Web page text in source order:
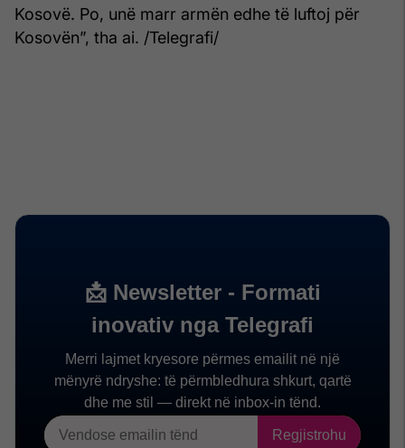
Kosovë. Po, unë marr armën edhe të luftoj për
Kosovën”, tha ai. /Telegrafi/